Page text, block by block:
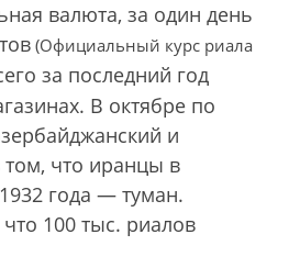
валюта, за один день
(Официальный курс риала
за последний год
В октябре по
и
том, что иранцы в
года — туман.
100 тыс. риалов